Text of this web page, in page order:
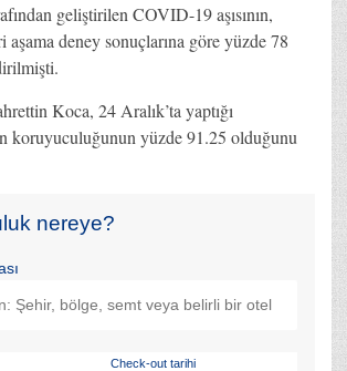
geliştirilen COVID-19 aşısının,
aşama deney sonuçlarına göre yüzde 78
Koca, 24 Aralık’ta yaptığı
koruyuculuğunun yüzde 91.25 olduğunu
nereye?
Check-out tarihi